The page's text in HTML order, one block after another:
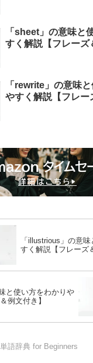
「sheet」の意味と
すく解説【フレーズ
「rewrite」の意味
やすく解説【フレー
「illustrious」の意
すく解説【フレーズ
と使い方をわかりや
例文付き】
語辞典 for Beginners